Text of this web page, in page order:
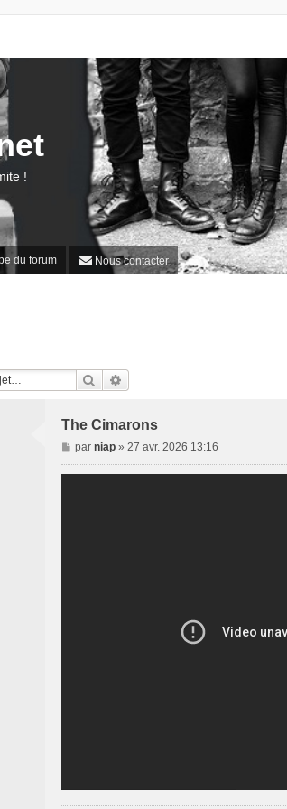
du forum Nous contacter
!
Rechercher
The Cimarons
M
e
s
parniap » 27 avr. 2026 13:16